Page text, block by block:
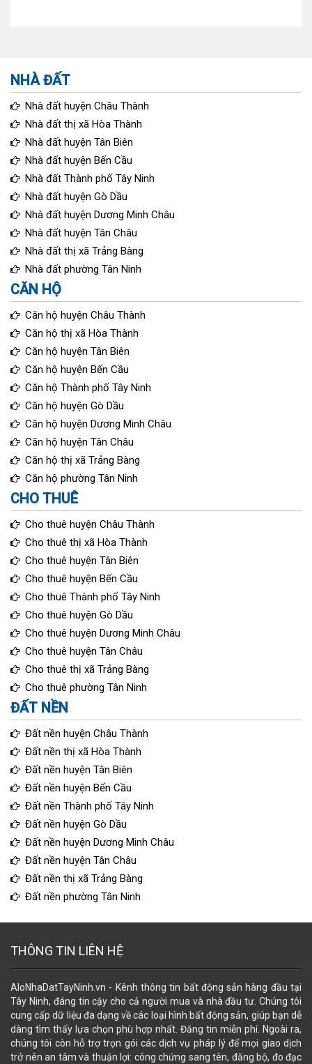
NHÀ ĐẤT
Nhà đất huyện Châu Thành
Nhà đất thị xã Hòa Thành
Nhà đất huyện Tân Biên
Nhà đất huyện Bến Cầu
Nhà đất Thành phố Tây Ninh
Nhà đất huyện Gò Dầu
Nhà đất huyện Dương Minh Châu
Nhà đất huyện Tân Châu
Nhà đất thị xã Trảng Bàng
Nhà đất phường Tân Ninh
CĂN HỘ
Căn hộ huyện Châu Thành
Căn hộ thị xã Hòa Thành
Căn hộ huyện Tân Biên
Căn hộ huyện Bến Cầu
Căn hộ Thành phố Tây Ninh
Căn hộ huyện Gò Dầu
Căn hộ huyện Dương Minh Châu
Căn hộ huyện Tân Châu
Căn hộ thị xã Trảng Bàng
Căn hộ phường Tân Ninh
CHO THUÊ
Cho thuê huyện Châu Thành
Cho thuê thị xã Hòa Thành
Cho thuê huyện Tân Biên
Cho thuê huyện Bến Cầu
Cho thuê Thành phố Tây Ninh
Cho thuê huyện Gò Dầu
Cho thuê huyện Dương Minh Châu
Cho thuê huyện Tân Châu
Cho thuê thị xã Trảng Bàng
Cho thuê phường Tân Ninh
ĐẤT NỀN
Đất nền huyện Châu Thành
Đất nền thị xã Hòa Thành
Đất nền huyện Tân Biên
Đất nền huyện Bến Cầu
Đất nền Thành phố Tây Ninh
Đất nền huyện Gò Dầu
Đất nền huyện Dương Minh Châu
Đất nền huyện Tân Châu
Đất nền thị xã Trảng Bàng
Đất nền phường Tân Ninh
THÔNG TIN LIÊN HỆ
AloNhaDatTayNinh.vn - Kênh thông tin bất động sản hàng đầu tại
Tây Ninh, đáng tin cậy cho cả người mua và nhà đầu tư. Chúng tôi
cung cấp dữ liệu đa dạng về các loại hình bất động sản, giúp bạn dễ
dàng tìm thấy lựa chọn phù hợp nhất. Đăng tin miễn phí. Ngoài ra,
chúng tôi còn hỗ trợ trọn gói các dịch vụ pháp lý để mọi giao dịch
trở nên an tâm và thuận lợi: công chứng sang tên, đăng bộ, đo đạc